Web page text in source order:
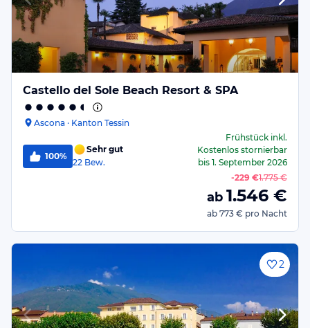
Castello del Sole Beach Resort & SPA
Ascona · Kanton Tessin
100%
Sehr gut
22 Bew.
Frühstückinkl.
Kostenlos stornierbar
bis 1. September 2026
-229 €1.775 €
ab 1.546 €
ab 773 € pro Nacht
2